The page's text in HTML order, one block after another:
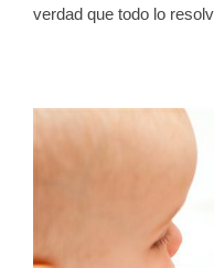
verdad que todo lo